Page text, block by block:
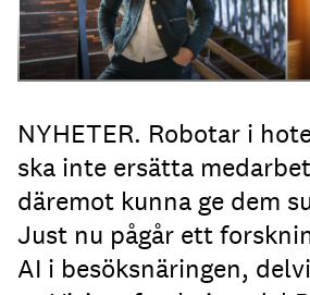
NYHETER. Robotar i
ska inte ersätta
däremot kunna ge dem
Just nu pågår ett
AI i besöksnäringen,